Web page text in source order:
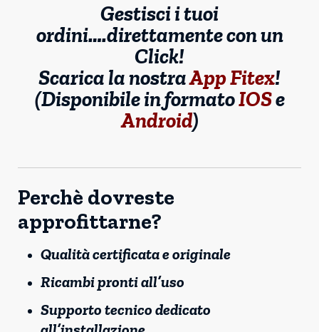
Gestisci i tuoi
ordini….direttamente con un
Click!
Scarica la nostraApp Fitex!
(Disponibile in formatoIOSe
Android)
Perchè dovreste
approfittarne?
Qualità certificata e originale
Ricambi pronti all’uso
Supporto tecnico dedicato